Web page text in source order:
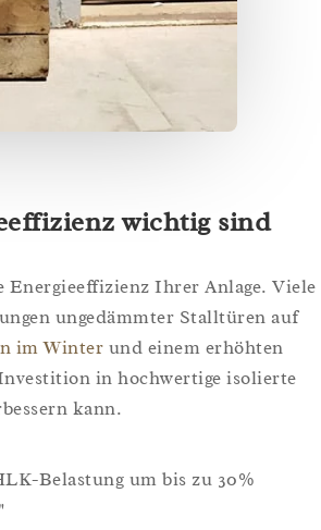
wichtig sind
Ihrer Anlage. Viele
ungedämmter Stalltüren auf
im Winter und einem erhöhten
in hochwertige isolierte
kann.
Belastung um bis zu 30%